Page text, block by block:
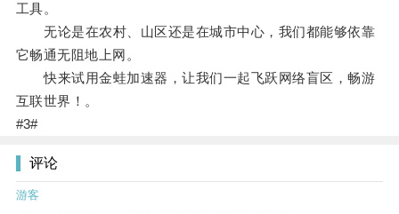
工具。
无论是在农村、山区还是在城市中心，我们都能够依靠
它畅通无阻地上网。
快来试用金蛙加速器，让我们一起飞跃网络盲区，畅游
互联世界！。
#3#
评论
游客